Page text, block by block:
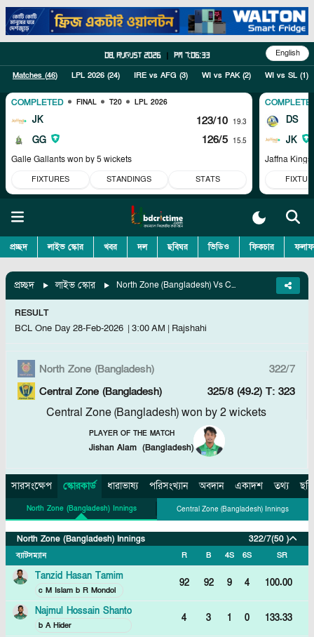
08, August 2026 pm 7:06:34 English
Matches (46) LPL 2026 (24) IRE vs AFG (3) WI vs PAK(2) WI vs SL (1)
COMPLETED FINAL T20 LPL 2026
JK 123/10 19.3
GG 126/5 15.5
Galle Gallants won by 5 wickets
FIXTURES STANDINGS STATS
DS
JK
Jaffna
প্রচ্ছদ লাইভ স্কোর খবর দল ছবিঘর ভিডিও ফিকচার
প্রচ্ছদ লাইভ স্কোর North Zone (Bangladesh) Vs Central Zone (Bangladesh), Match 6
RESULT
BCL One Day 28-Feb-2026 | 3:00 AM | Rajshahi
North Zone (Bangladesh)
322/7
Central Zone (Bangladesh)
325/8 (49.2) T: 323
Central Zone (Bangladesh) won by 2 wickets
PLAYER OF THE MATCH
Jishan Alam (Bangladesh)
সারসংক্ষেপ স্কোরকার্ড ধারাভাষ্য পরিসংখ্যান অবদান একাদশ তথ্য
North Zone (bangladesh) Innings Central Zone (bangladesh) Innings
North Zone (bangladesh) Innings 322/7(50 )
ব্যাটসম্যান R B 4S 6S SR
Tanzid Hasan Tamim
c M Islam b R Mondol
92 92 9 4 100.00
Najmul Hossain Shanto
b A Hider
4 3 1 0 133.33